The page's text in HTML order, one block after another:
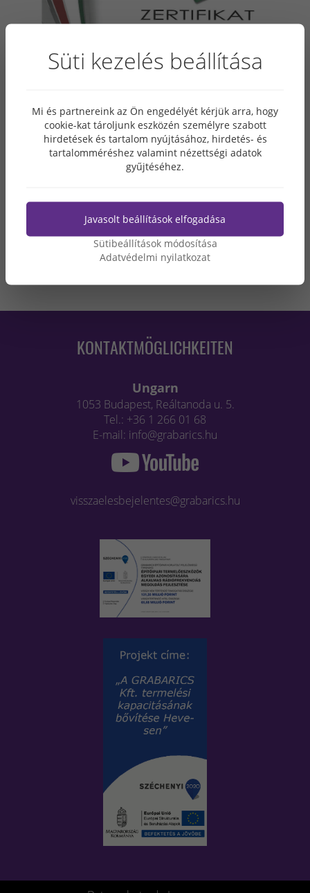
KONTAKTMÖGLICHKEITEN
Ungarn
1053 Budapest, Reáltanoda u. 5.
Tel.: +36 1 266 01 68
E-mail: info@grabarics.hu
visszaelesbejelentes@grabarics.hu
Süti kezelés beállítása
Mi és partnereink az Ön engedélyét kérjük arra, hogy
cookie-kat tároljunk eszközén személyre szabott
hirdetések és tartalom nyújtásához, hirdetés- és
tartalomméréshez valamint nézettségi adatok
gyűjtéséhez.
Javasolt beállítások elfogadása
Sütibeállítások módosítása
Adatvédelmi nyilatkozat